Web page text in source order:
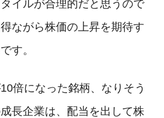
イルが合理的だと思うので
ながら株価の上昇を期待す
す。
倍になった銘柄、なりそう
長企業は、配当を出して株